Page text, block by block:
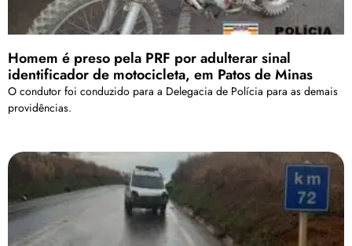
Homem é preso pela PRF por adulterar sinal
identificador de motocicleta, em Patos de Minas
O condutor foi conduzido para a Delegacia de Polícia para as demais
providências.